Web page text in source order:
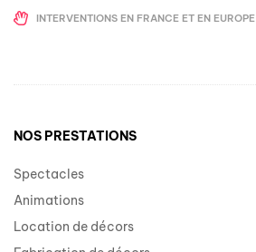
INTERVENTIONS EN FRANCE ET EN EUROPE
NOS PRESTATIONS
Spectacles
Animations
Location de décors